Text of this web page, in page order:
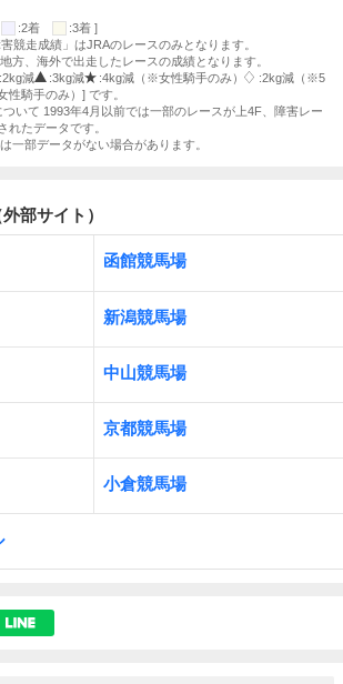
:2着
:3着 ]
競走成績」はJRAのレースのみとなります。
方、海外で出走したレースの成績となります。
:2kg減 :3kg減 :4kg減（※女性騎手のみ）
:2kg減（※5
性騎手のみ）] です。
いて 1993年4月以前では一部のレースが上4F、障害レー
れたデータです。
一部データがない場合があります。
部サイト）
函館競馬場
新潟競馬場
中山競馬場
京都競馬場
小倉競馬場